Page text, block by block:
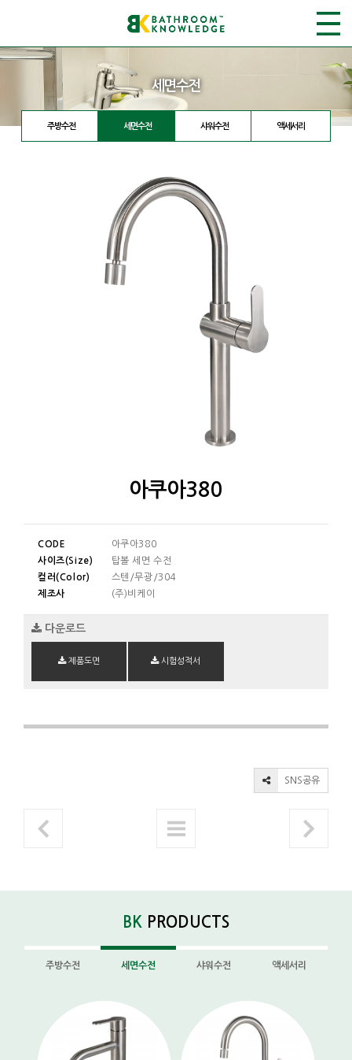
세면수전
주방수전 세면수전 샤워수전 액세서리
아쿠아380
CODE
아쿠아380
사이즈(Size)
탑볼 세면 수전
컬러(Color)
스텐/무광/304
제조사
(주)비케이
다운로드
제품도면 시험성적서
SNS공유
BK PRODUCTS
주방수전 세면수전 샤워수전 액세서리